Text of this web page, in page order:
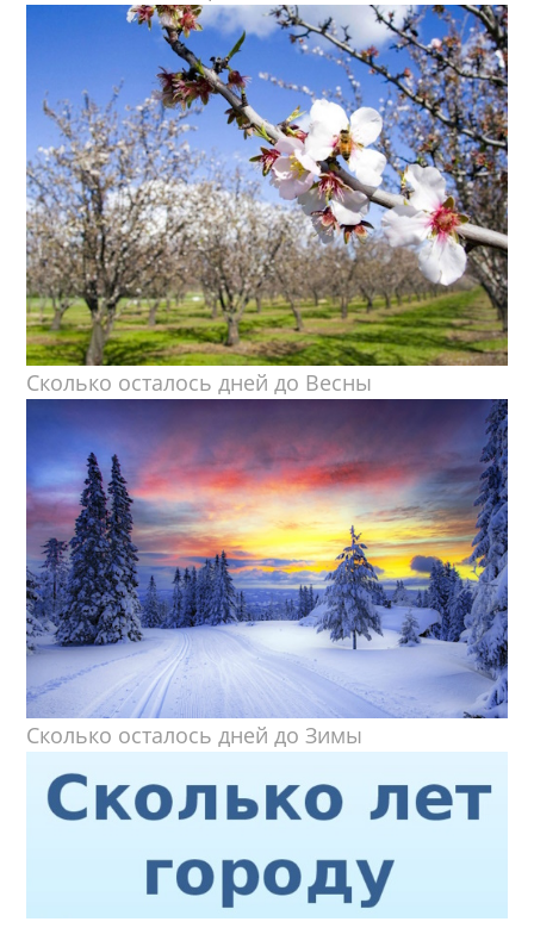
Сколько осталось дней до Весны
Сколько осталось дней до Зимы